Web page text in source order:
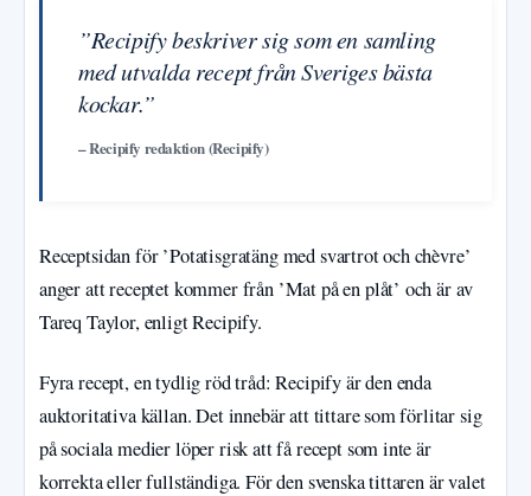
”Recipify beskriver sig som en samling
med utvalda recept från Sveriges bästa
kockar.”
– Recipify redaktion (Recipify)
Receptsidan för ’Potatisgratäng med svartrot och chèvre’
anger att receptet kommer från ’Mat på en plåt’ och är av
Tareq Taylor, enligt Recipify.
Fyra recept, en tydlig röd tråd: Recipify är den enda
auktoritativa källan. Det innebär att tittare som förlitar sig
på sociala medier löper risk att få recept som inte är
korrekta eller fullständiga. För den svenska tittaren är valet